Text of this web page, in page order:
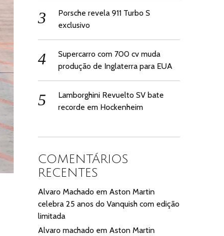
Porsche revela 911 Turbo S
exclusivo
Supercarro com 700 cv muda
produção de Inglaterra para EUA
Lamborghini Revuelto SV bate
recorde em Hockenheim
COMENTÁRIOS
RECENTES
Alvaro Machado emAston Martin
celebra 25 anos do Vanquish com edição
limitada
Alvaro machado emAston Martin